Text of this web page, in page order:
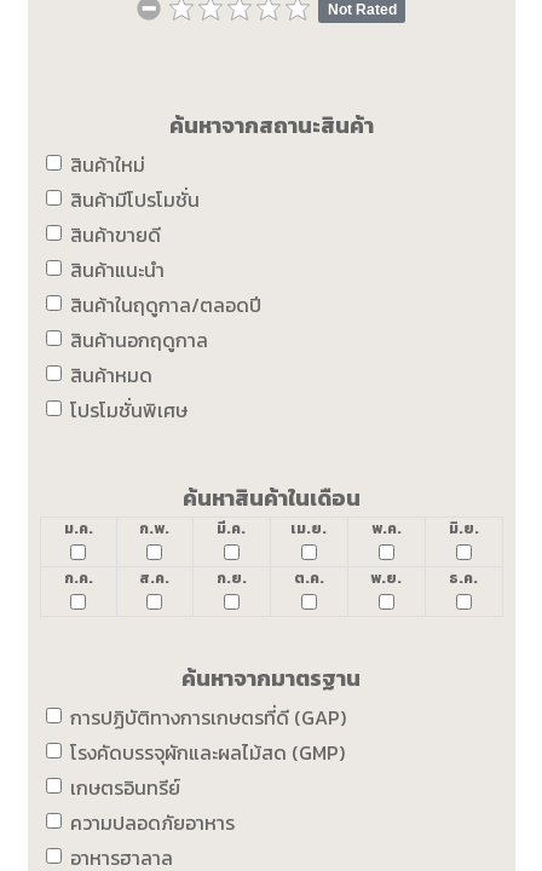
Not Rated
ค้นหาจากสถานะสินค้า
สินค้าใหม่
สินค้ามีโปรโมชั่น
สินค้าขายดี
สินค้าแนะนำ
สินค้าในฤดูกาล/ตลอดปี
สินค้านอกฤดูกาล
สินค้าหมด
โปรโมชั่นพิเศษ
ค้นหาสินค้าในเดือน
ม.ค. ก.พ. มี.ค. เม.ย. พ.ค. มิ.ย.
ก.ค. ส.ค. ก.ย. ต.ค. พ.ย. ธ.ค.
ค้นหาจากมาตรฐาน
การปฏิบัติทางการเกษตรที่ดี (GAP)
โรงคัดบรรจุผักและผลไม้สด (GMP)
เกษตรอินทรีย์
ความปลอดภัยอาหาร
อาหารฮาลาล